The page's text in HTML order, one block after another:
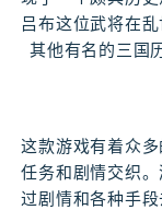
吕布这位武将在
其他有名的三国
这款游戏有着众
任务和剧情交织
过剧情和各种手